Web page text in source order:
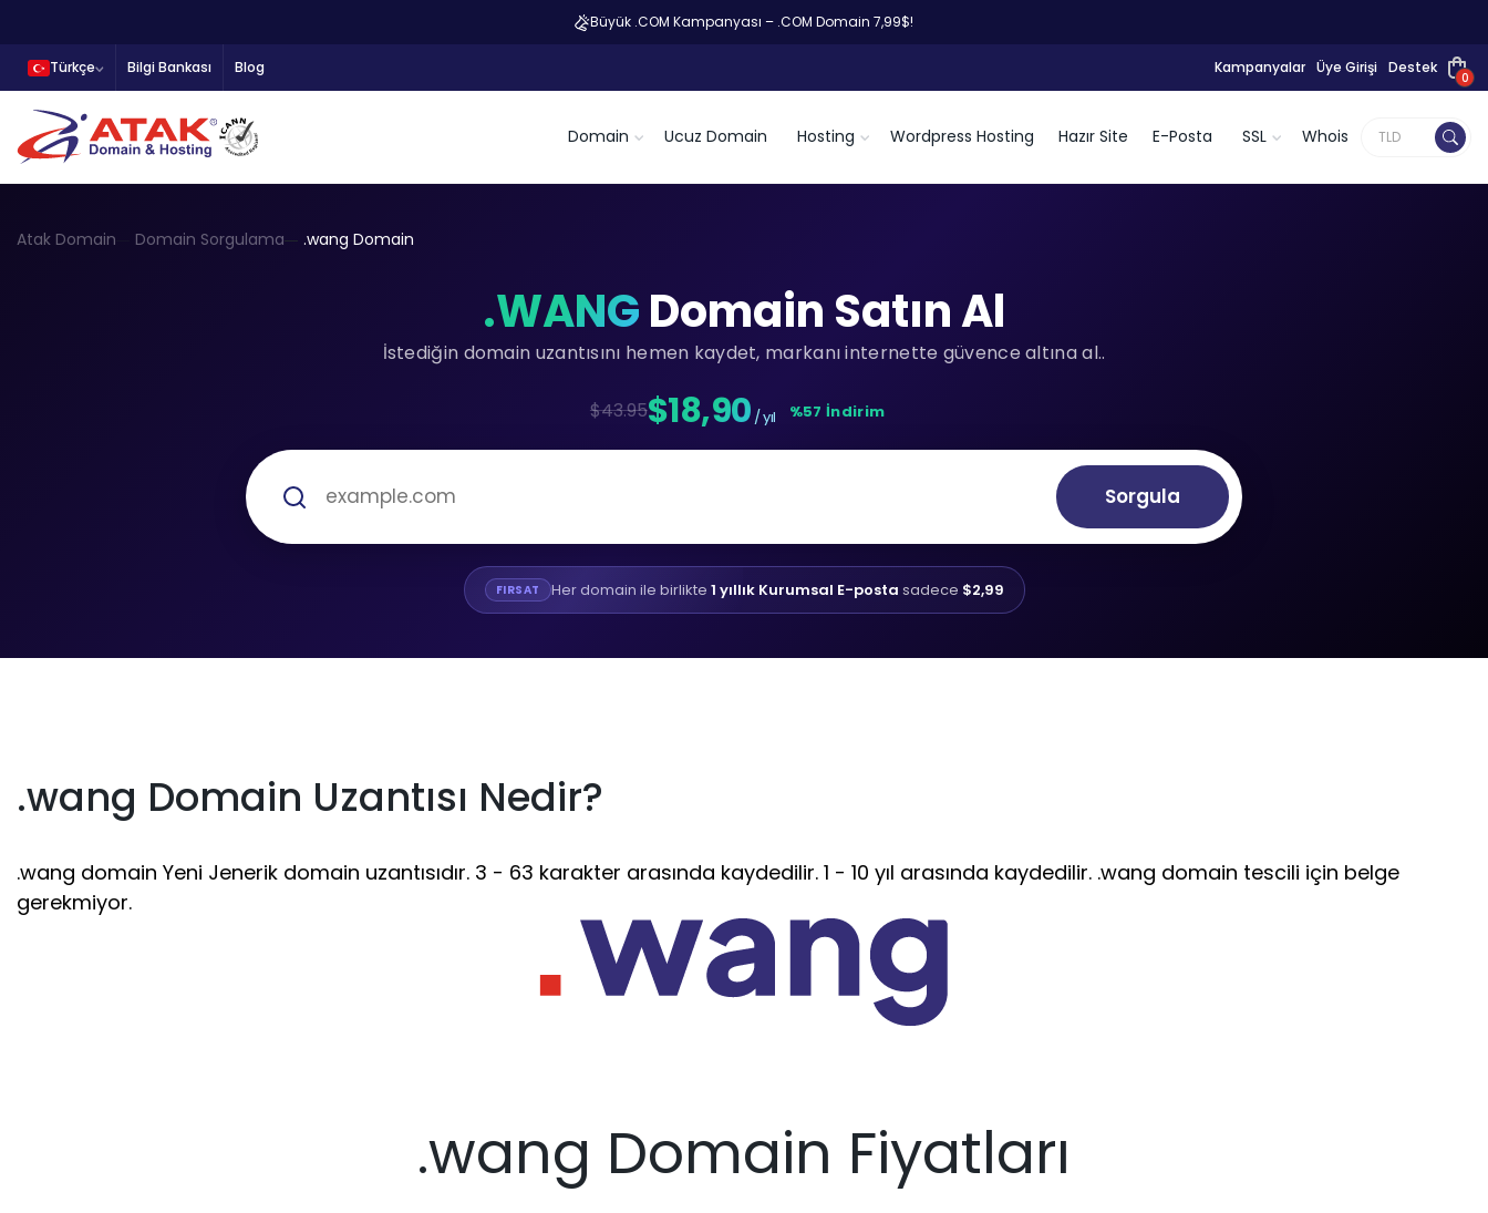
Büyük .COM Kampanyası – .COM Domain 7,99$!
Türkçe Bilgi Bankası Blog Kampanyalar Üye Girişi Destek
0
Domain Ucuz Domain Hosting Wordpress Hosting Hazır Site E-Posta SSL Whois
Atak Domain Domain Sorgulama .wang Domain
.WANGDomain Satın Al
İstediğin domain uzantısını hemen kaydet, markanı internette güvence altına al..
$43.95$18,90 / yıl %57 İndirim
Sorgula
FIRSAT Her domain ile birlikte 1 yıllık Kurumsal E-posta sadece $2,99
.wang Domain Uzantısı Nedir?
.wang domain Yeni Jenerik domain uzantısıdır. 3 - 63 karakter arasında kaydedilir. 1 - 10 yıl arasında kaydedilir. .wang domain tescili için belge
gerekmiyor.
.wang Domain Fiyatları